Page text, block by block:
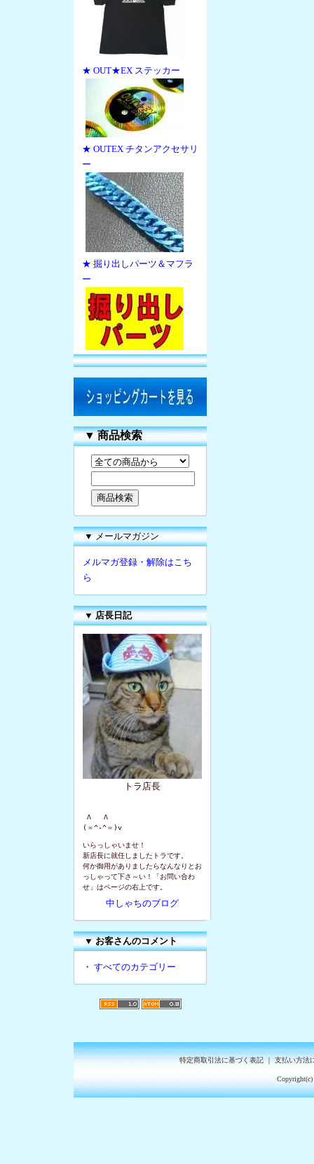
★ OUT★EX ステッカー
★ OUTEX チタンアクセサリ
ー
★ 掘り出しパーツ＆マフラ
ー
▼商品検索
▼ メールマガジン
メルマガ登録・解除はこち
ら
▼ 店長日記
トラ店長
Λ   Λ
(＝^-^＝)v
いらっしゃいませ！
新店長に就任しましたトラです。
何か御用がありましたらなんなりとお
っしゃって下さ～い！「お問い合わ
せ」はページの右上です。
中しゃちのブログ
▼お客さんのコメント
・ すべてのカテゴリー
特定商取引法に基づく表記｜支払い方法